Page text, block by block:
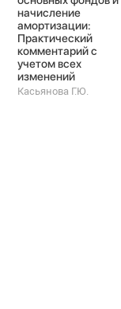
начисление
амортизации:
Практический
комментарий с
учетом всех
изменений
Касьянова Г.Ю.